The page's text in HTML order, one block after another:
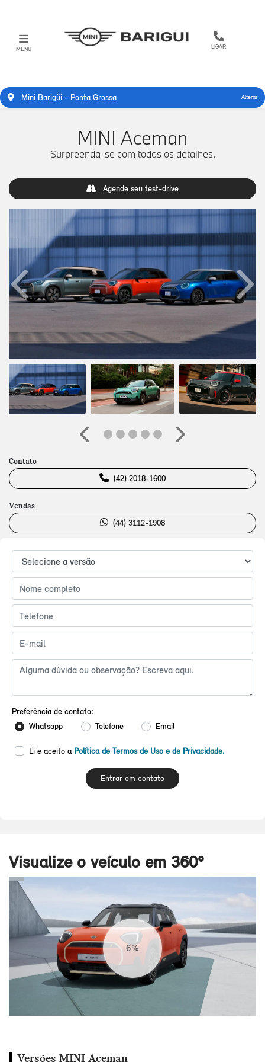
MENU LIGAR
Mini Barigüi - Ponta Grossa Alterar
MINI Aceman
Surpreenda-se com todos os detalhes.
Agende seu test-drive
Preferência de contato:
Whatsapp
Telefone Email
Li e aceito a Política de Termos de Uso e de Privacidade.
Entrar em contato
Anterior
Anterior Próximo
Contato
(42) 2018-1600
Vendas
(44) 3112-1908
Visualize o veículo em 360°
8%
Versões MINI Aceman